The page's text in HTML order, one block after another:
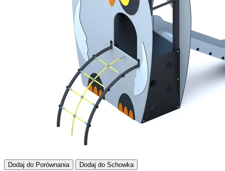
Dodaj do Porównania Dodaj do Schowka